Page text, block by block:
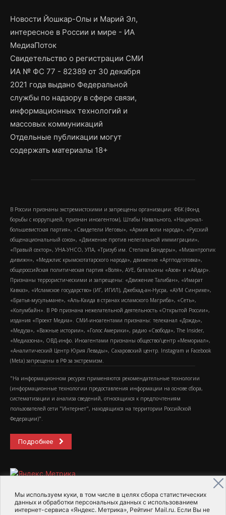
Мы используем куки, в том числе в целях сбора статистических
данных и обработки персональных данных с использованием
интернет-сервиса «Яндекс. Метрика», Рейтинг Mail.ru. Если Вы не
Новости Йошкар-Олы и Марий Эл,
интересное в России и мире - ИА
МедиаПоток
Свидетельство о регистрации СМИ
ИА № ФС 77 - 82389 от 30 декабря
2021 года выдано Федеральной
службы по надзору в сфере связи,
информационных технологий и
массовых коммуникаций
Отдельные публикации могут
содержать материалы 18+
В России признаны экстремистскими и запрещены организации: ФБК (Фонд
борьбы с коррупцией, признан иноагентом), Штабы Навального, «Национал-
большевистская партия», «Свидетели Иеговы», «Армия воли народа», «Русский
общенациональный союз», «Движение против нелегальной иммиграции»,
«Правый сектор», УНА-УНСО, УПА, «Тризуб им. Степана Бандеры», «Мизантропик
дивижн», «Меджлис крымскотатарского народа», движение «Артподготовка»,
общероссийская политическая партия «Воля», АУЕ, батальоны «Азов» и «Айдар».
Признаны террористическими и запрещены: «Движение Талибан», «Имарат
Кавказ», «Исламское государство» (ИГ, ИГИЛ), Джебхад-ан-Нусра, «АУМ Синрике»,
«Братья-мусульмане», «Аль-Каида в странах исламского Магриба», «Сеть»,
«Колумбайн». В РФ признана нежелательной деятельность «Открытой России»,
издания «Проект Медиа». СМИ-иноагентами признаны: телеканал «Дождь»,
«Медуза», «Важные истории», «Голос Америки», радио «Свобода», The Insider,
«Медиазона», ОВД-инфо. Иноагентами признаны общество/центр «Мемориал»,
«Аналитический Центр Юрия Левады», Сахаровский центр. Instagram и Facebook
(Metа) запрещены в РФ за экстремизм.
"На информационном ресурсе применяются рекомендательные технологии
(информационные технологии предоставления информации на основе сбора,
систематизации и анализа сведений, относящихся к предпочтениям
пользователей сети "Интернет", находящихся на территории Российской
Федерации)".
Подробнее